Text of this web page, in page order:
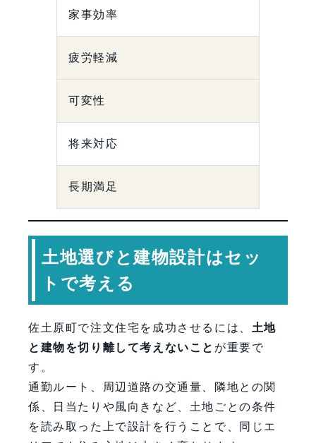
家事効率
疲労軽減
可変性
将来対応
長期満足
土地選びと建物設計はセッ
トで考える
佐土原町で注文住宅を成功させるには、 土地
と建物を切り離して考えないこと が重要で
す。
通勤ルート、周辺道路の交通量、隣地との関
係、日当たりや風向きなど、土地ごとの条件
を読み取った上で設計を行うことで、同じエ